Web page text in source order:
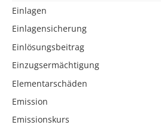
Einlagen
Einlagensicherung
Einlösungsbeitrag
Einzugsermächtigung
Elementarschäden
Emission
Emissionskurs